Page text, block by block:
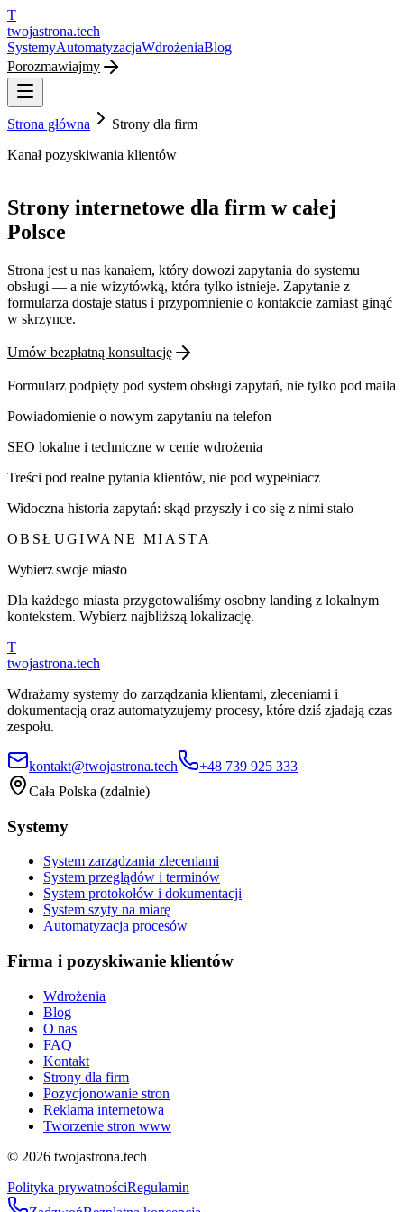
T
twojastrona.tech
SystemyAutomatyzacjaWdrożeniaBlog
Porozmawiajmy
Strona główna
Strony dla firm
Kanał pozyskiwania klientów
Strony internetowe dla firm w całej
Polsce
Strona jest u nas kanałem, który dowozi zapytania do systemu
obsługi — a nie wizytówką, która tylko istnieje. Zapytanie z
formularza dostaje status i przypomnienie o kontakcie zamiast ginąć
w skrzynce.
Umów bezpłatną konsultację
Formularz podpięty pod system obsługi zapytań, nie tylko pod maila
Powiadomienie o nowym zapytaniu na telefon
SEO lokalne i techniczne w cenie wdrożenia
Treści pod realne pytania klientów, nie pod wypełniacz
Widoczna historia zapytań: skąd przyszły i co się z nimi stało
OBSŁUGIWANE MIASTA
Wybierz swoje miasto
Dla każdego miasta przygotowaliśmy osobny landing z lokalnym
kontekstem. Wybierz najbliższą lokalizację.
T
twojastrona.tech
Wdrażamy systemy do zarządzania klientami, zleceniami i
dokumentacją oraz automatyzujemy procesy, które dziś zjadają czas
zespołu.
kontakt@twojastrona.tech
+48 739 925 333
Cała Polska (zdalnie)
Systemy
System zarządzania zleceniami
System przeglądów i terminów
System protokołów i dokumentacji
System szyty na miarę
Automatyzacja procesów
Firma i pozyskiwanie klientów
Wdrożenia
Blog
O nas
FAQ
Kontakt
Strony dla firm
Pozycjonowanie stron
Reklama internetowa
Tworzenie stron www
© 2026 twojastrona.tech
Polityka prywatnościRegulamin